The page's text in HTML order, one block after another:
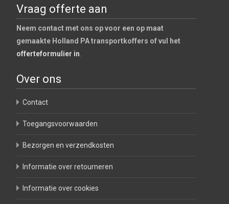
Vraag offerte aan
Neem contact met ons op voor een op maat
gemaakte Holland PA transportkoffers of vul het
offerteformulier in
Over ons
Contact
Toegangsvoorwaarden
Bezorgen en verzendkosten
Informatie over retourneren
Informatie over cookies